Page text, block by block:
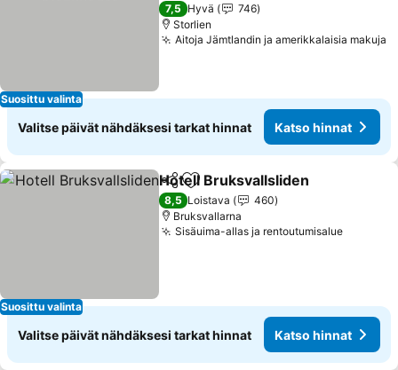
Suosittu valinta
7,5 Hyvä
746
Storlien
Aitoja Jämtlandin ja amerikkalaisia makuja
Valitse päivät nähdäksesi tarkat hinnat Katso hinnat
Suosittu valinta
Jaa Lisää suosikkeihin
Hotell Bruksvallsliden
8,5 Loistava
460
Bruksvallarna
Sisäuima-allas ja rentoutumisalue
Valitse päivät nähdäksesi tarkat hinnat Katso hinnat